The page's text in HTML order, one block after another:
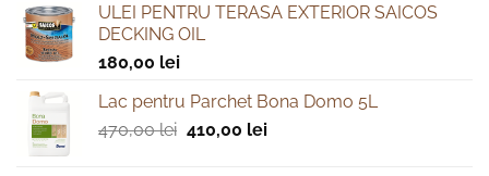
ULEI PENTRU TERASA EXTERIOR SAICOS
DECKING OIL
180,00 lei
Lac pentru Parchet Bona Domo 5L
470,00lei Prețul
410,00 leiPrețul